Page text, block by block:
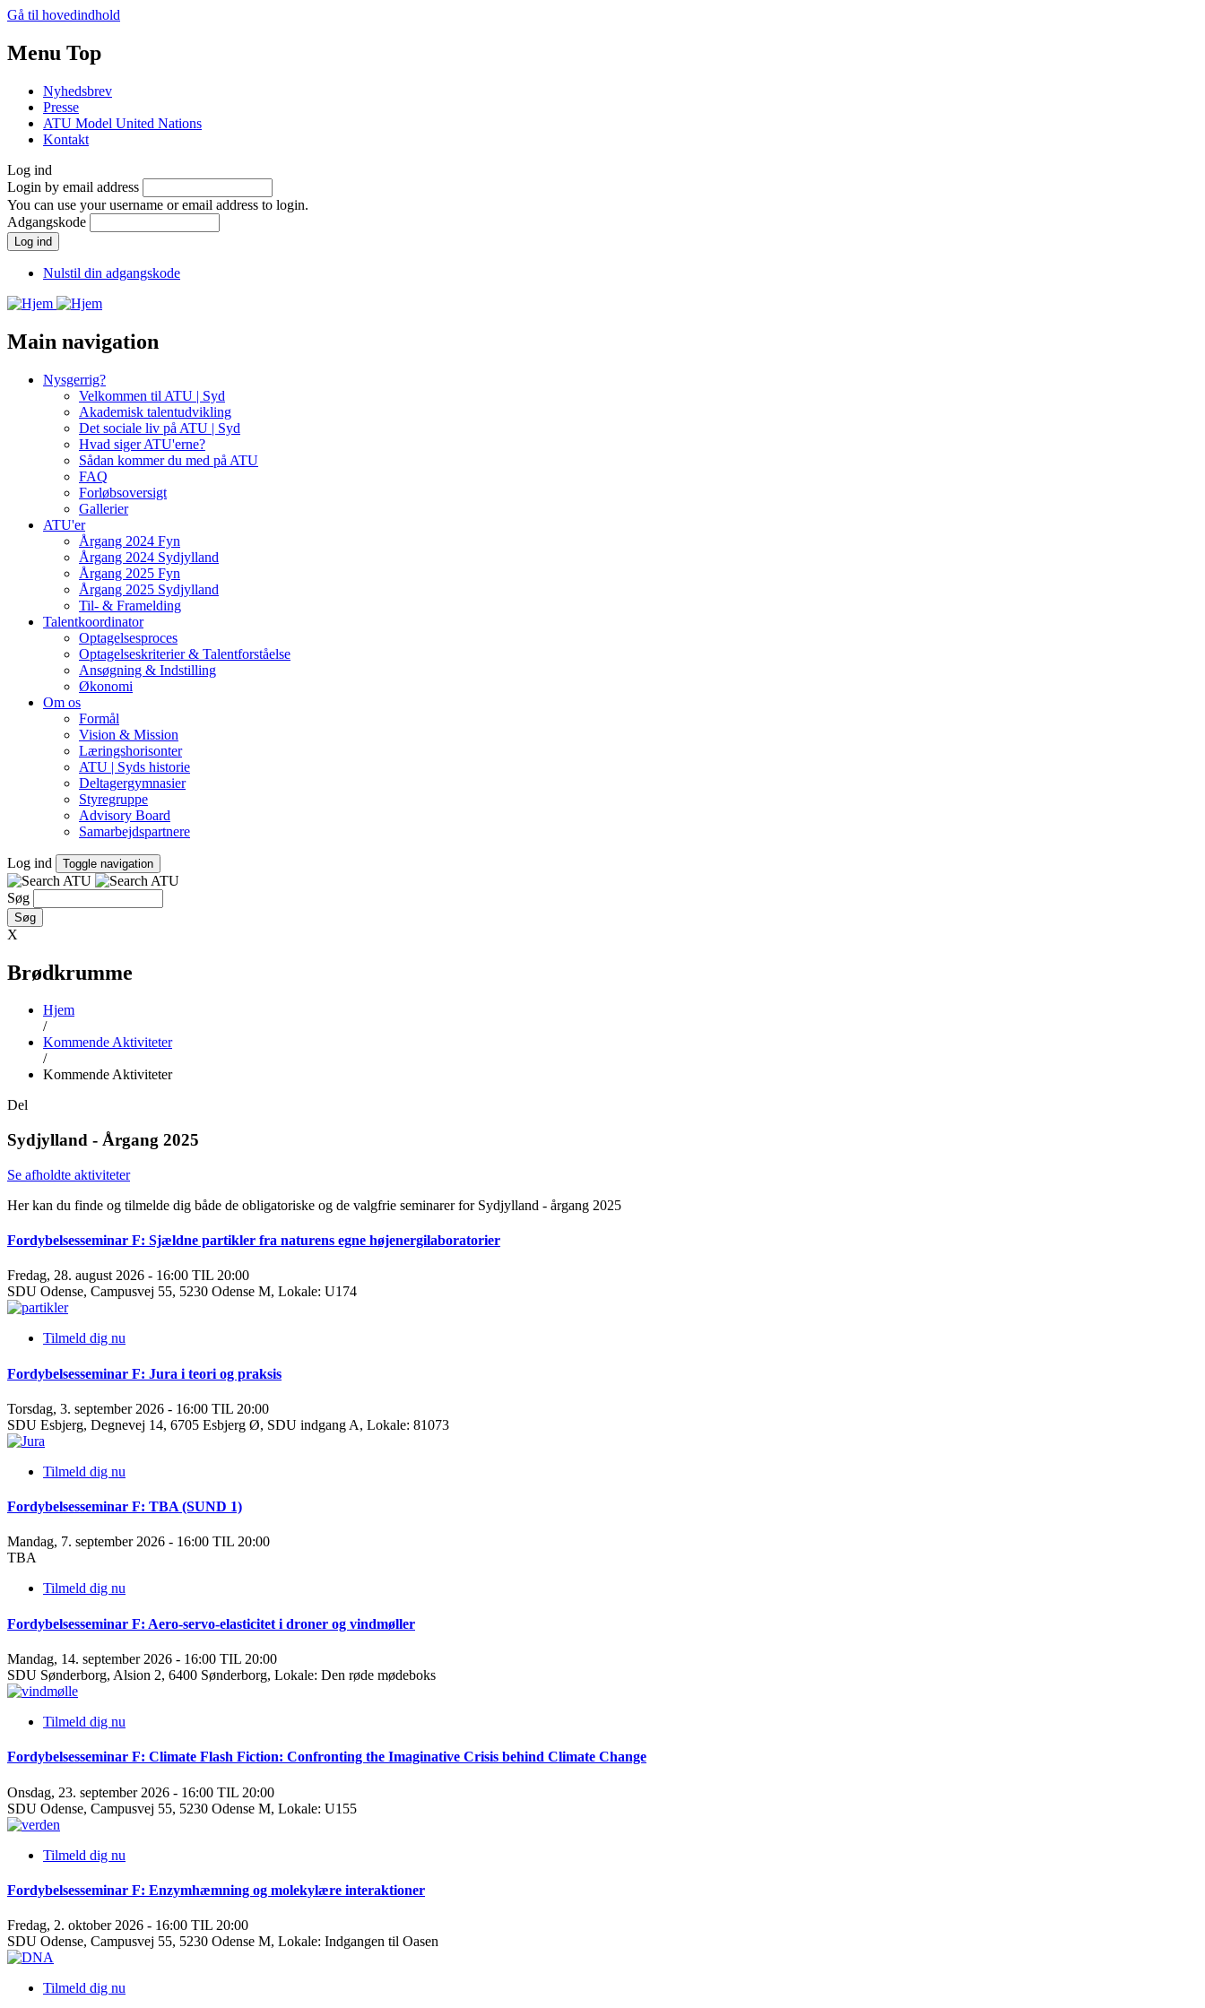
Gå til hovedindhold
Menu Top
Nyhedsbrev
Presse
ATU Model United Nations
Kontakt
Log ind
Login by email address
You can use your username or email address to login.
Adgangskode
Nulstil din adgangskode
Main navigation
Nysgerrig?
Velkommen til ATU | Syd
Akademisk talentudvikling
Det sociale liv på ATU | Syd
Hvad siger ATU'erne?
Sådan kommer du med på ATU
FAQ
Forløbsoversigt
Gallerier
ATU'er
Årgang 2024 Fyn
Årgang 2024 Sydjylland
Årgang 2025 Fyn
Årgang 2025 Sydjylland
Til- & Framelding
Talentkoordinator
Optagelsesproces
Optagelseskriterier & Talentforståelse
Ansøgning & Indstilling
Økonomi
Om os
Formål
Vision & Mission
Læringshorisonter
ATU | Syds historie
Deltagergymnasier
Styregruppe
Advisory Board
Samarbejdspartnere
Log ind Toggle navigation
Søg
X
Brødkrumme
Hjem
/
Kommende Aktiviteter
/
Kommende Aktiviteter
Del
Sydjylland - Årgang 2025
Se afholdte aktiviteter
Her kan du finde og tilmelde dig både de obligatoriske og de valgfrie seminarer for Sydjylland - årgang 2025
Fordybelsesseminar F: Sjældne partikler fra naturens egne højenergilaboratorier
Fredag, 28. august 2026 - 16:00 TIL 20:00
SDU Odense, Campusvej 55, 5230 Odense M, Lokale: U174
Tilmeld dig nu
Fordybelsesseminar F: Jura i teori og praksis
Torsdag, 3. september 2026 - 16:00 TIL 20:00
SDU Esbjerg, Degnevej 14, 6705 Esbjerg Ø, SDU indgang A, Lokale: 81073
Tilmeld dig nu
Fordybelsesseminar F: TBA (SUND 1)
Mandag, 7. september 2026 - 16:00 TIL 20:00
TBA
Tilmeld dig nu
Fordybelsesseminar F: Aero-servo-elasticitet i droner og vindmøller
Mandag, 14. september 2026 - 16:00 TIL 20:00
SDU Sønderborg, Alsion 2, 6400 Sønderborg, Lokale: Den røde mødeboks
Tilmeld dig nu
Fordybelsesseminar F: Climate Flash Fiction: Confronting the Imaginative Crisis behind Climate Change
Onsdag, 23. september 2026 - 16:00 TIL 20:00
SDU Odense, Campusvej 55, 5230 Odense M, Lokale: U155
Tilmeld dig nu
Fordybelsesseminar F: Enzymhæmning og molekylære interaktioner
Fredag, 2. oktober 2026 - 16:00 TIL 20:00
SDU Odense, Campusvej 55, 5230 Odense M, Lokale: Indgangen til Oasen
Tilmeld dig nu